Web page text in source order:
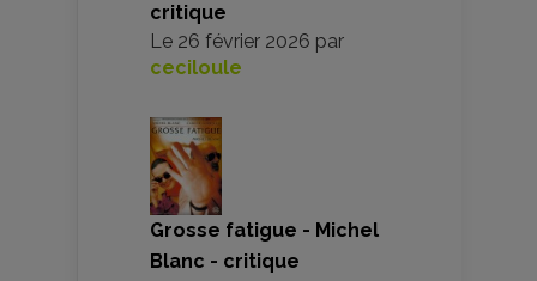
critique
Le 26 février 2026 par
ceciloule
Grosse fatigue - Michel
Blanc - critique